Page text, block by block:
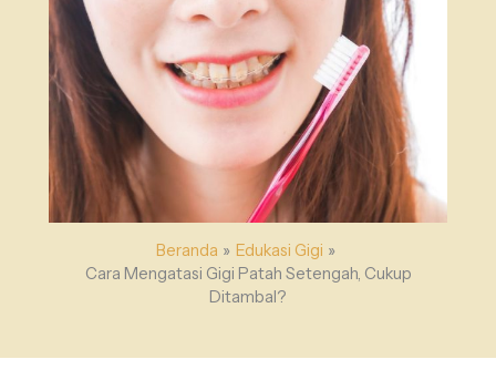
Beranda
Edukasi Gigi
Cara Mengatasi Gigi Patah Setengah, Cukup
Ditambal?